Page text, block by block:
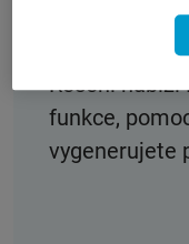
platby, aniž
na své
Řešení nabízí
funkce,
vygenerujete